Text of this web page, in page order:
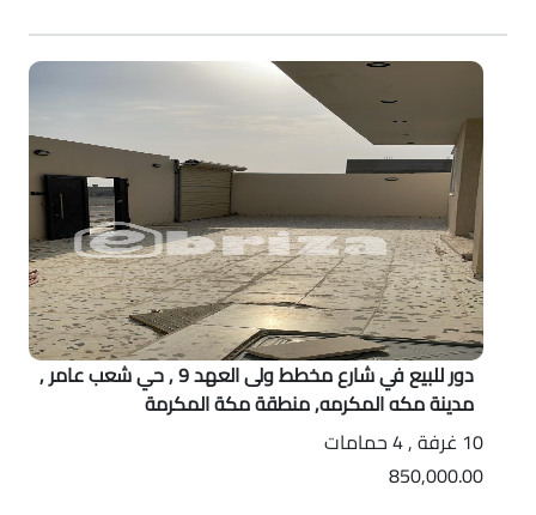
دور للبيع في شارع مخطط ولى العهد 9 , حي شعب عامر ,
مدينة مكه المكرمه, منطقة مكة المكرمة
10 غرفة , 4 حمامات
850,000.00